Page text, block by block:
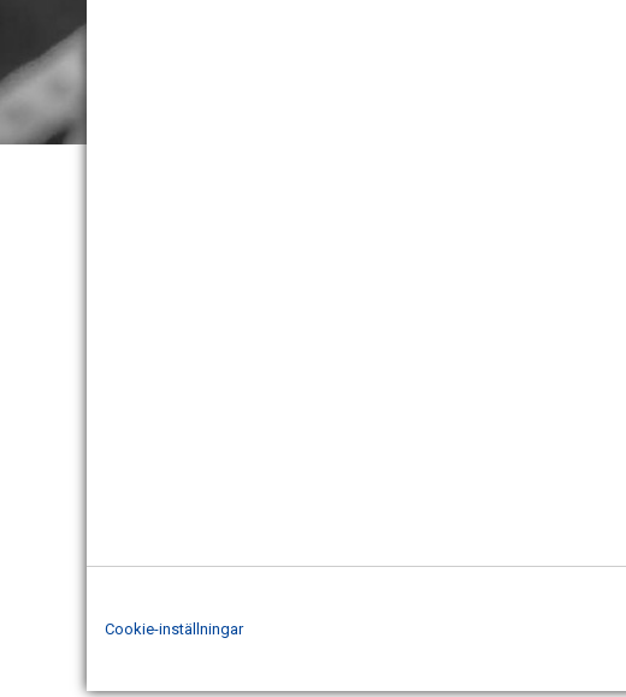
Cookie-inställningar